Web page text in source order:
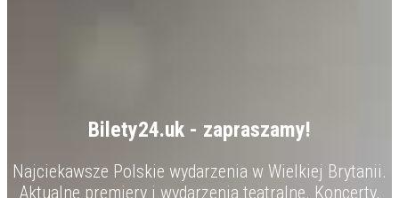
Bilety24.uk - zapraszamy!
Najciekawsze Polskie wydarzenia w Wielkiej Brytanii.
Aktualne premiery i wydarzenia teatralne. Koncerty,